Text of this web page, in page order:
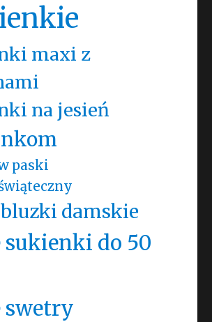
maxi z
na jesień
paski
damskie
sukienki do 50
swetry